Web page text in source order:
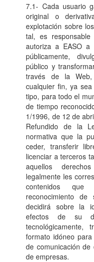
7.1- Cada usuario
original o
explotación sobre
tal, es
autoriza a EASO a
públicamente,
público y
través de la
cualquier fin, ya
tipo, para todo el
de tiempo
1/1996, de 12 de
Refundido de la
normativa que la
ceder, transferir
licenciar a terceros
aquellos
legalmente les
contenidos que
reconocimiento
decidirá sobre la
efectos de su
tecnológicamente,
formato idóneo
de comunicación
de empresas.